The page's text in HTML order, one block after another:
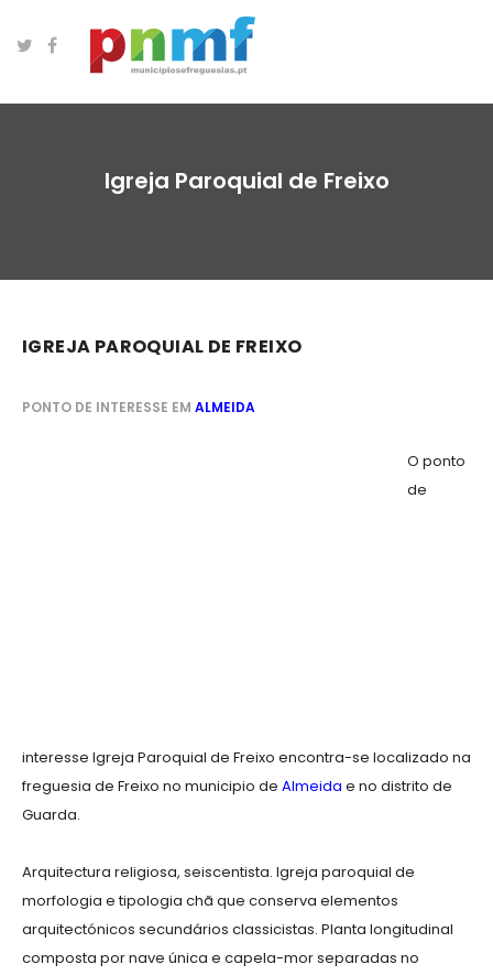
Igreja Paroquial de Freixo
IGREJA PAROQUIAL DE FREIXO
PONTO DE INTERESSE EM ALMEIDA
O ponto
de
interesse Igreja Paroquial de Freixo encontra-se localizado na
freguesia de Freixo no municipio de Almeida e no distrito de
Guarda.
Arquitectura religiosa, seiscentista. Igreja paroquial de
morfologia e tipologia chã que conserva elementos
arquitectónicos secundários classicistas. Planta longitudinal
composta por nave única e capela-mor separadas no